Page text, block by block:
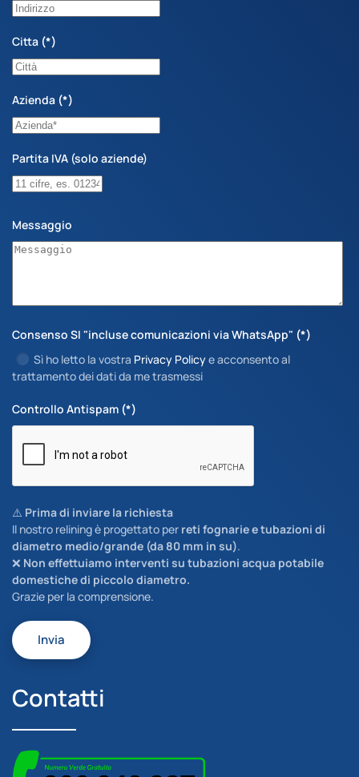
Citta (*)
Azienda (*)
Partita IVA (solo aziende)
Messaggio
Consenso SI "incluse comunicazioni via WhatsApp" (*)
Sì ho letto la vostra Privacy Policye acconsento al
trattamento dei dati da me trasmessi
Controllo Antispam (*)
⚠️ Prima di inviare la richiesta
Il nostro relining è progettato per reti fognarie e tubazioni di
diametro medio/grande (da 80 mm in su).
❌ Non effettuiamo interventi su tubazioni acqua potabile
domestiche di piccolo diametro.
Grazie per la comprensione.
Invia
Contatti